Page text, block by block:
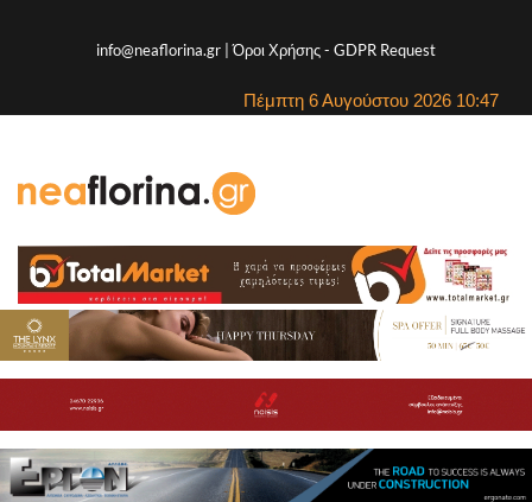
info@neaflorina.gr |Όροι Χρήσης- GDPR Request
Πέμπτη 6 Αυγούστου 2026 10:47